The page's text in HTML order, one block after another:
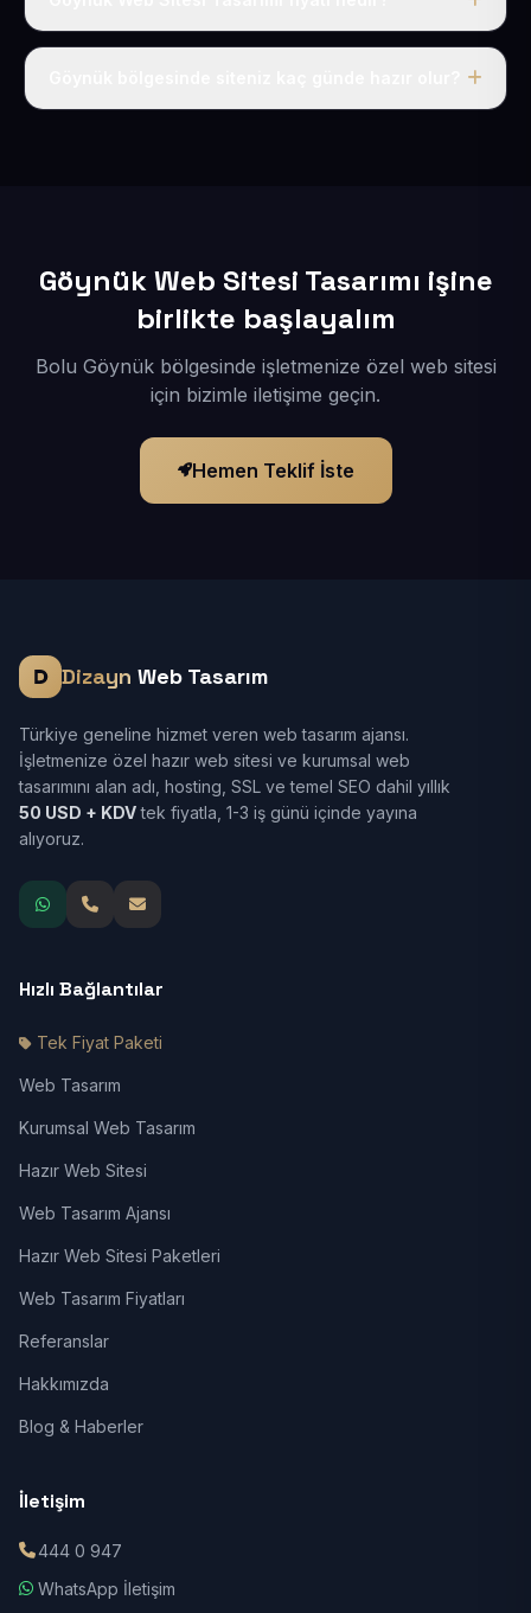
Tek fiyat uygulanır: yıllık 50 USD + KDV. Bu bedele alan
Göynük Web Sitesi Tasarımı işine
birlikte başlayalım
Bolu Göynük bölgesinde işletmenize özel web sitesi
için bizimle iletişime geçin.
Hemen Teklif İste
Dizayn Web Tasarım
Türkiye geneline hizmet veren web tasarım ajansı.
İşletmenize özel hazır web sitesi ve kurumsal web
tasarımını alan adı, hosting, SSL ve temel SEO dahil yıllık
50 USD + KDVtek fiyatla, 1-3 iş günü içinde yayına
alıyoruz.
Hızlı Bağlantılar
Tek Fiyat Paketi
Web Tasarım
Kurumsal Web Tasarım
Hazır Web Sitesi
Web Tasarım Ajansı
Hazır Web Sitesi Paketleri
Web Tasarım Fiyatları
Referanslar
Hakkımızda
Blog & Haberler
İletişim
444 0 947
WhatsApp İletişim